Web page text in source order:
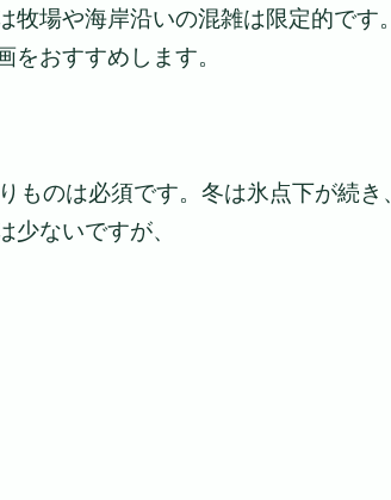
場や海岸沿いの混雑は限定的です。
おすすめします。
のは必須です。冬は氷点下が続き、
ないですが、